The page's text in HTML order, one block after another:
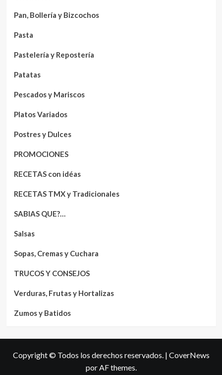
Pan, Bollería y Bizcochos
Pasta
Pastelería y Repostería
Patatas
Pescados y Mariscos
Platos Variados
Postres y Dulces
PROMOCIONES
RECETAS con idéas
RECETAS TMX y Tradicionales
SABIAS QUE?…
Salsas
Sopas, Cremas y Cuchara
TRUCOS Y CONSEJOS
Verduras, Frutas y Hortalizas
Zumos y Batidos
Copyright © Todos los derechos reservados. | CoverNews
por AF themes.